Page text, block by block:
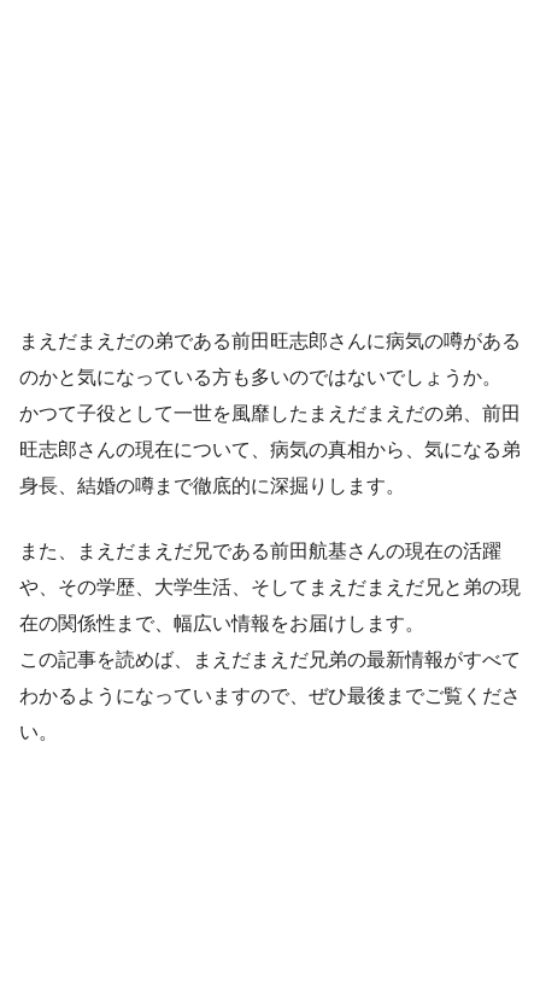
まえだまえだの弟である前田旺志郎さんに病気の噂がある
のかと気になっている方も多いのではないでしょうか。
かつて子役として一世を風靡したまえだまえだの弟、前田
旺志郎さんの現在について、病気の真相から、気になる弟
身長、結婚の噂まで徹底的に深掘りします。
また、まえだまえだ兄である前田航基さんの現在の活躍
や、その学歴、大学生活、そしてまえだまえだ兄と弟の現
在の関係性まで、幅広い情報をお届けします。
この記事を読めば、まえだまえだ兄弟の最新情報がすべて
わかるようになっていますので、ぜひ最後までご覧くださ
い。